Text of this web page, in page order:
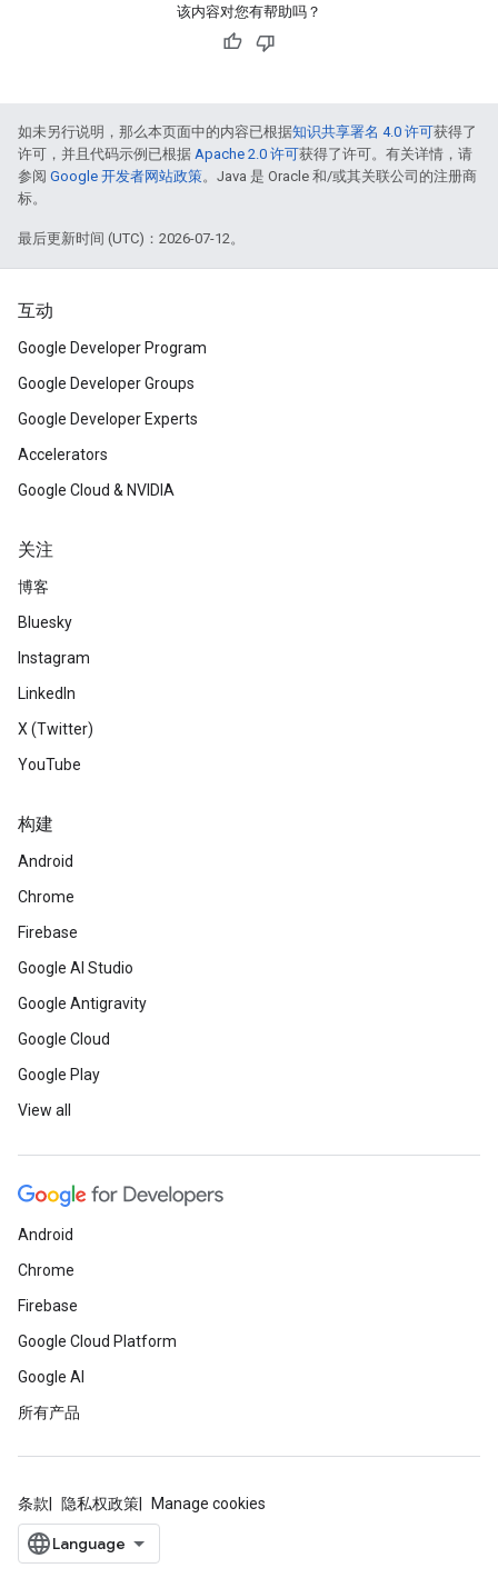
该内容对您有帮助吗？
如未另行说明，那么本页面中的内容已根据知识共享署名 4.0 许可获得了
许可，并且代码示例已根据 Apache 2.0 许可获得了许可。有关详情，请
参阅 Google 开发者网站政策。Java 是 Oracle 和/或其关联公司的注册商
标。
最后更新时间 (UTC)：2026-07-12。
互动
Google Developer Program
Google Developer Groups
Google Developer Experts
Accelerators
Google Cloud & NVIDIA
关注
博客
Bluesky
Instagram
LinkedIn
X (Twitter)
YouTube
构建
Android
Chrome
Firebase
Google AI Studio
Google Antigravity
Google Cloud
Google Play
View all
Android
Chrome
Firebase
Google Cloud Platform
Google AI
所有产品
条款 隐私权政策 Manage cookies